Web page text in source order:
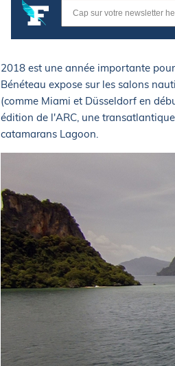
2018 est une année importante
Bénéteau expose sur les salons
(comme Miami et Düsseldorf en
édition de l'ARC, une
catamarans Lagoon.